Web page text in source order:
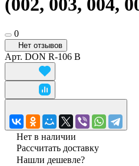
(002, 003, 004,
0
Нет отзывов
Арт. DON R-106 B
Нет в наличии
Рассчитать доставку
Нашли дешевле?